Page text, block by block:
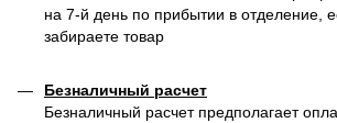
на 7-й день по прибытии в отделение,
забираете товар
Безналичный расчет
Безналичный расчет предполагает